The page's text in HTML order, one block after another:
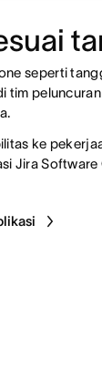
seperti
tim
ke
Jira Software